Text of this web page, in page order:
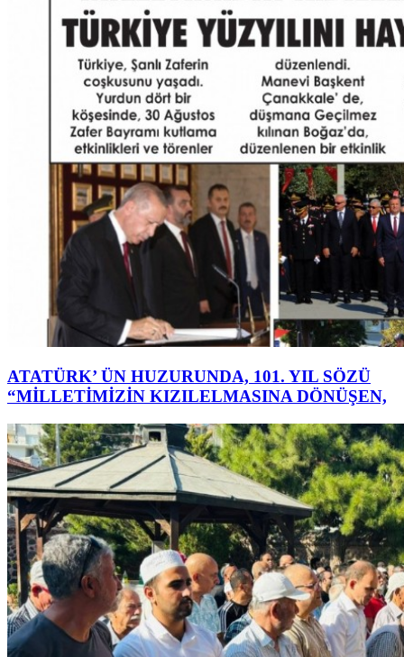
ATATÜRK’ ÜN HUZURUNDA, 101. YIL SÖZÜ
“MİLLETİMİZİN KIZILELMASINA DÖNÜŞEN,